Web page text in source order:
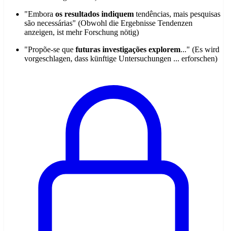
"Embora os resultados indiquem tendências, mais pesquisas
são necessárias" (Obwohl die Ergebnisse Tendenzen
anzeigen, ist mehr Forschung nötig)
"Propõe-se que futuras investigações explorem..." (Es wird
vorgeschlagen, dass künftige Untersuchungen ... erforschen)